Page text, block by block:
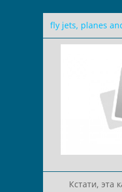
fly jets, planes
Кстати, эта